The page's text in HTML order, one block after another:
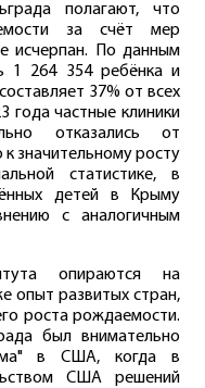
полагают, что
за счёт мер
исчерпан. По данным
1 264 354 ребёнка и
37% от всех
года частные клиники
отказались от
значительному росту
статистике, в
детей в Крыму
с аналогичным
опираются на
опыт развитых стран,
роста рождаемости.
был внимательно
в США, когда в
США решений